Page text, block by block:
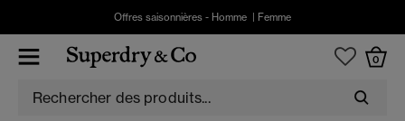
Offres saisonnières - Homme Femme
0